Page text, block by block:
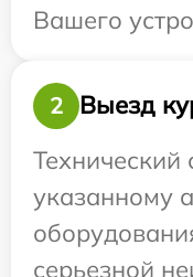
Вашего
2
Выезд
Технический
указанному
серьезной